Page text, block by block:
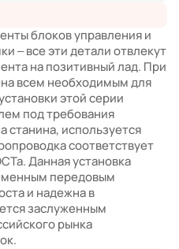
блоков управления и
– все эти детали отвлекут
на позитивный лад. При
всем необходимым для
этой серии
под требования
станина, используется
соответствует
Данная установка
передовым
и надежна в
заслуженным
рынка